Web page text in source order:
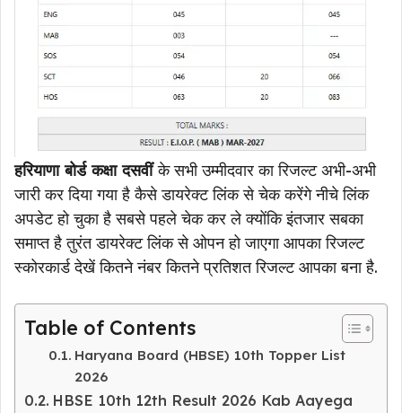
हरियाणा बोर्ड कक्षा दसवींके सभी उम्मीदवार का रिजल्ट अभी-अभी
जारी कर दिया गया है कैसे डायरेक्ट लिंक से चेक करेंगे नीचे लिंक
अपडेट हो चुका है सबसे पहले चेक कर ले क्योंकि इंतजार सबका
समाप्त है तुरंत डायरेक्ट लिंक से ओपन हो जाएगा आपका रिजल्ट
स्कोरकार्ड देखें कितने नंबर कितने प्रतिशत रिजल्ट आपका बना है.
Table of Contents
Haryana Board (HBSE) 10th Topper List
2026
HBSE 10th 12th Result 2026 Kab Aayega